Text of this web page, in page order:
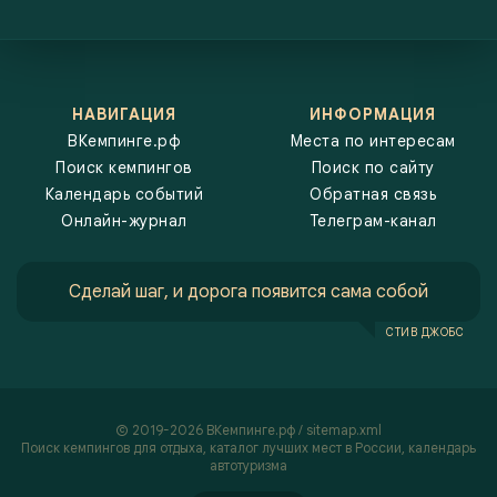
НАВИГАЦИЯ
ВКемпинге.рф
Поиск кемпингов
Календарь событий
Онлайн-журнал
ИНФОРМАЦИЯ
Места по интересам
Поиск по сайту
Обратная связь
Телеграм-канал
Сделай шаг, и дорога появится сама собой
СТИВ ДЖОБС
2019-2026 ВКемпинге.рф / sitemap.xml
Поиск кемпингов для отдыха, каталог лучших мест в России, календарь
автотуризма